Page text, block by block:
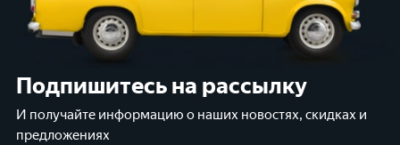
Подпишитесь на рассылку
И получайте информацию о наших новостях, скидках и
предложениях